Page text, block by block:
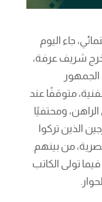
جاء اليوم
شريف عرفة،
متوقفًا عند
ومحتفيًا
الذين تركوا
من بينهم
تولى الكاتب